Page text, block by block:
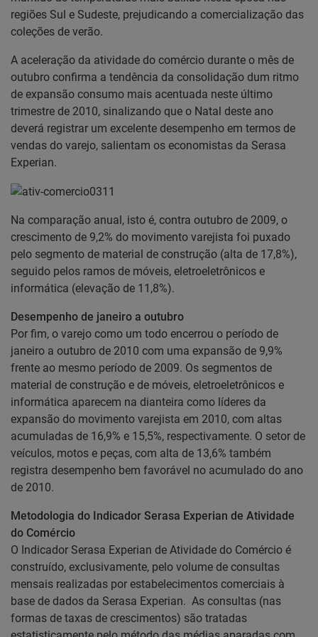
regiões Sul e Sudeste, prejudicando a comercialização das
coleções de verão.
A aceleração da atividade do comércio durante o mês de
outubro confirma a tendência da consolidação dum ritmo
de expansão consumo mais acentuada neste último
trimestre de 2010, sinalizando que o Natal deste ano
deverá registrar um excelente desempenho em termos de
vendas do varejo, salientam os economistas da Serasa
Experian.
Na comparação anual, isto é, contra outubro de 2009, o
crescimento de 9,2% do movimento varejista foi puxado
pelo segmento de material de construção (alta de 17,8%),
seguido pelos ramos de móveis, eletroeletrônicos e
informática (elevação de 11,8%).
Desempenho de janeiro a outubro
Por fim, o varejo como um todo encerrou o período de
janeiro a outubro de 2010 com uma expansão de 9,9%
frente ao mesmo período de 2009. Os segmentos de
material de construção e de móveis, eletroeletrônicos e
informática aparecem na dianteira como líderes da
expansão do movimento varejista em 2010, com altas
acumuladas de 16,9% e 15,5%, respectivamente. O setor de
veículos, motos e peças, com alta de 13,6% também
registra desempenho bem favorável no acumulado do ano
de 2010.
Metodologia do Indicador Serasa Experian de Atividade
do Comércio
O Indicador Serasa Experian de Atividade do Comércio é
construído, exclusivamente, pelo volume de consultas
mensais realizadas por estabelecimentos comerciais à
base de dados da Serasa Experian. As consultas (nas
formas de taxas de crescimentos) são tratadas